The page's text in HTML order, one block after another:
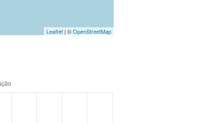
Leaflet| ©OpenStreetMap